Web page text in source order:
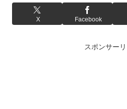
X Facebook
スポンサー